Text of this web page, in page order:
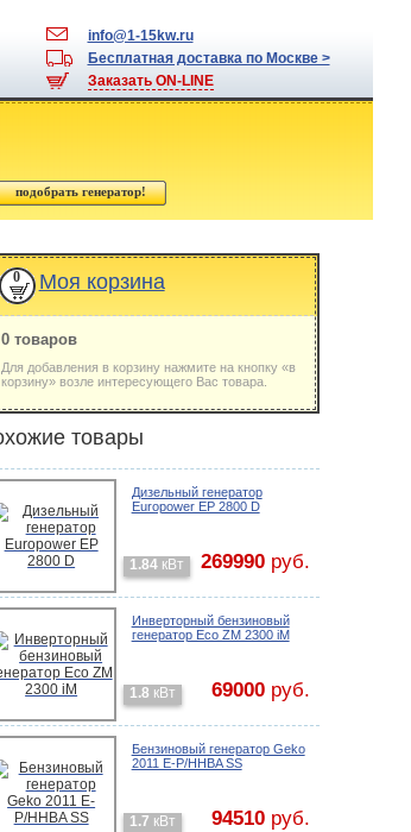
info@1-15kw.ru
Бесплатная доставка по Москве >
Заказать ON-LINE
0 Моя корзина
0 товаров
Для добавления в корзину нажмите на кнопку «в
корзину» возле интересующего Вас товара.
товары
Дизельный генератор
Europower EP 2800 D
1.84кВт 269990руб.
Инверторный бензиновый
генератор Eco ZM 2300 iM
1.8 кВт 69000руб.
Бензиновый генератор Geko
2011 E-P/HHBA SS
1.7 кВт 94510руб.